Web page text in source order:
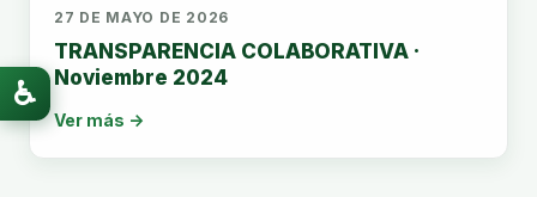
27 DE MAYO DE 2026
TRANSPARENCIA COLABORATIVA ·
Noviembre 2024
Ver más →
♿